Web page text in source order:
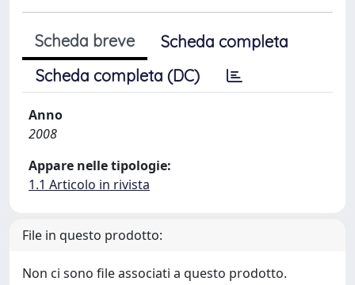
Scheda breve
Scheda completa
Scheda completa (DC)
Anno
2008
Appare nelle tipologie:
1.1 Articolo in rivista
File in questo prodotto:
Non ci sono file associati a questo prodotto.